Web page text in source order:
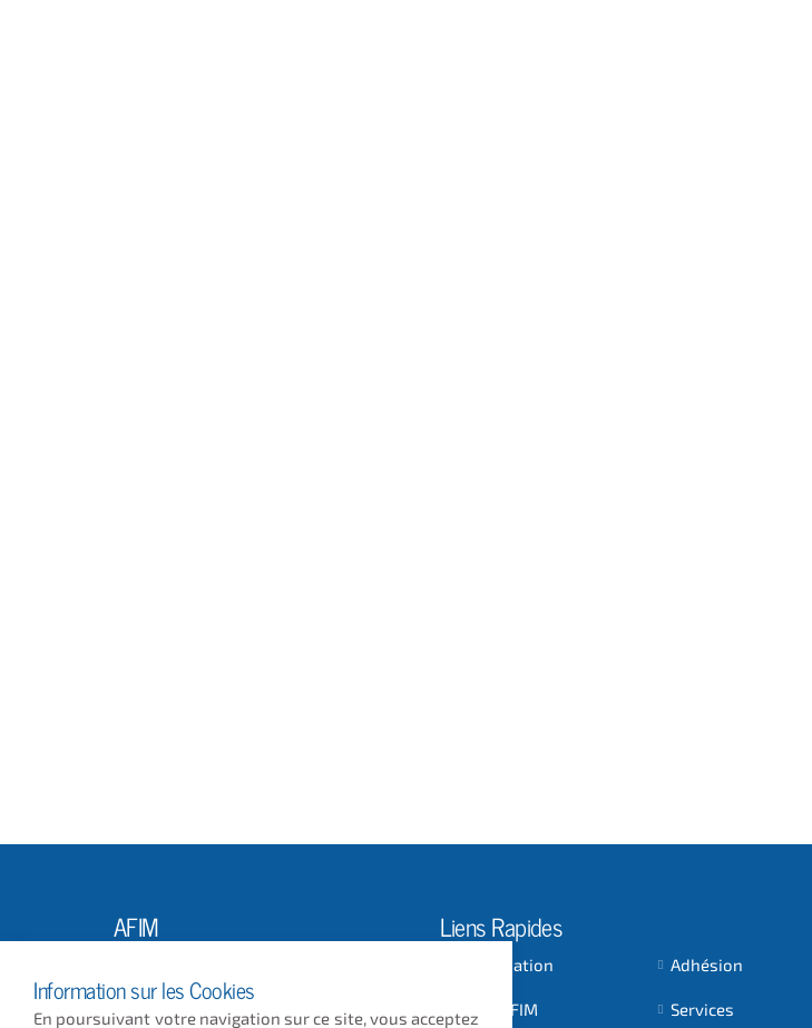
AFIM
75015 PARIS
Liens Rapides
L'Association Adhésion
Actus AFIM
Services
Information sur les Cookies
En poursuivant votre navigation sur ce site, vous acceptez